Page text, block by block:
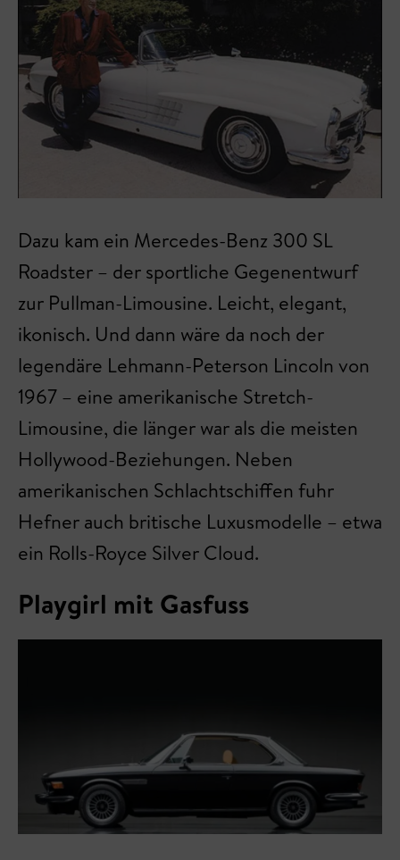
Dazu kam ein Mercedes-Benz 300 SL
Roadster – der sportliche Gegenentwurf
zur Pullman-Limousine. Leicht, elegant,
ikonisch. Und dann wäre da noch der
legendäre Lehmann-Peterson Lincoln von
1967 – eine amerikanische Stretch-
Limousine, die länger war als die meisten
Hollywood-Beziehungen. Neben
amerikanischen Schlachtschiffen fuhr
Hefner auch britische Luxusmodelle – etwa
ein Rolls-Royce Silver Cloud.
Playgirl mit Gasfuss